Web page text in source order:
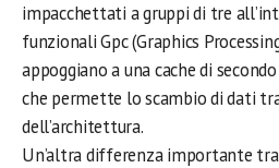
impacchettati a gruppi di tre
funzionali Gpc (Graphics
appoggiano a una cache di
che permette lo scambio di dati
dell’architettura.
Un’altra differenza importante